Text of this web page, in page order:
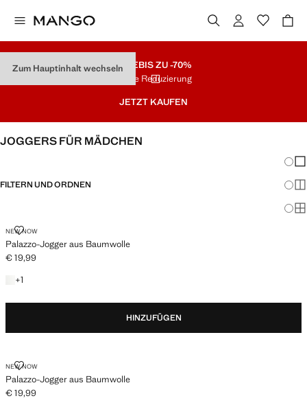
Zum Hauptinhalt wechselnSALEBIS ZU -70%
Letzte Reduzierung
JETZT KAUFEN
JOGGERS FÜR MÄDCHEN
FILTERN UND ORDNEN
NEW NOW
Palazzo-Jogger aus Baumwolle
PALAZZO-JOGGER AUS BAUMWOLLE
Aktueller Preis [€ 19,99 ]
€ 19,99
+1
+ 1 Farbe
HINZUFÜGEN
NEW NOW
Palazzo-Jogger aus Baumwolle
PALAZZO-JOGGER AUS BAUMWOLLE
Aktueller Preis [€ 19,99 ]
€ 19,99